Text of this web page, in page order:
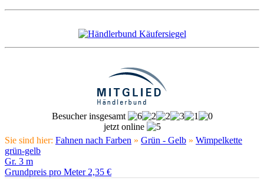
Besucher insgesamt
jetzt online
Sie sind hier: Fahnen nach Farben » Grün - Gelb » Wimpelkette
grün-gelb
Gr. 3 m
Grundpreis pro Meter 2,35 €